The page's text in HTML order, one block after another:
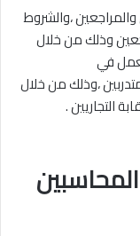
،والشروط
وذلك من خلال
في
،وذلك من خلال
التجاريين .